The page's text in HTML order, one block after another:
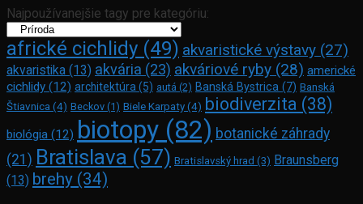
Najpoužívanejšie tagy pre kategóriu:
africké cichlidy (49) akvaristické výstavy (27)
akvaristika (13) akvária (23) akváriové ryby (28) americké
cichlidy (12) architektúra (5) autá (2) Banská Bystrica (7) Banská
Štiavnica (4) Beckov (1) Biele Karpaty (4) biodiverzita (38)
biológia (12) biotopy (82) botanické záhrady
(21) Bratislava (57) Bratislavský hrad (3) Braunsberg
(13) brehy (34)